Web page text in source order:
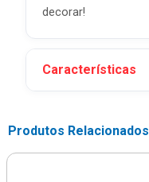
decorar!
Características
Produtos Relacionados